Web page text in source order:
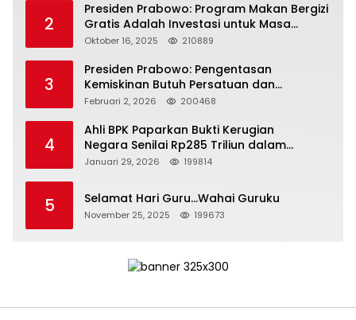
2
Presiden Prabowo: Program Makan Bergizi
Gratis Adalah Investasi untuk Masa
Depan Bangsa
Oktober 16, 2025 210889
3
Presiden Prabowo: Pengentasan
Kemiskinan Butuh Persatuan dan
Kepemimpinan yang Bertanggung Jawab
Februari 2, 2026 200468
4
Ahli BPK Paparkan Bukti Kerugian
Negara Senilai Rp285 Triliun dalam
Persidangan Korupsi PT Pertamina
Januari 29, 2026 199814
5 Selamat Hari Guru…Wahai Guruku
November 25, 2025 199673